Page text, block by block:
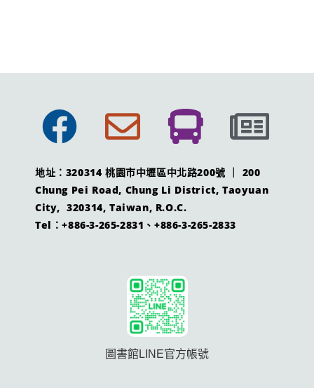
地址：320314 桃園市中壢區中北路200號 ｜ 200
Chung Pei Road, Chung Li District, Taoyuan
City, 320314, Taiwan, R.O.C.
Tel：+886-3-265-2831、+886-3-265-2833
圖書館LINE官方帳號